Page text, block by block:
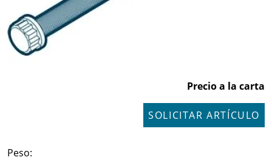
Precio a la carta
SOLICITAR ARTÍCULO
Peso: